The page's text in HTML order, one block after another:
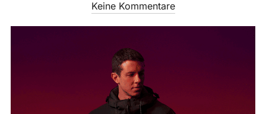
am
Keine Kommentare